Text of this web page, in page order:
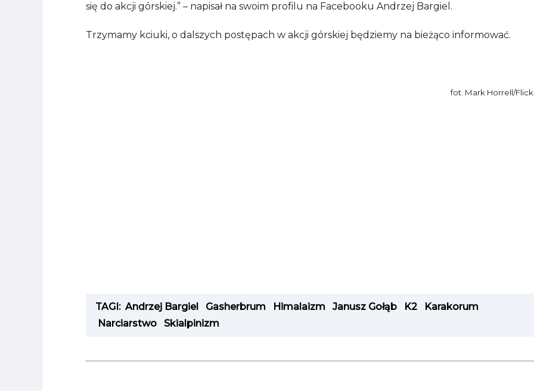
się do akcji górskiej.” – napisał na swoim profilu na Facebooku Andrzej Bargiel.
Trzymamy kciuki, o dalszych postępach w akcji górskiej będziemy na bieżąco informować.
fot. Mark Horrell/
TAGI: Andrzej Bargiel Gasherbrum Himalaizm Janusz Gołąb K2
Karakorum
Narciarstwo
Skialpinizm